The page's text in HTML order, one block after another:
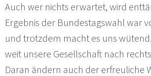
Auch wer nichts erwartet, wird
Ergebnis der Bundestagswahl war
und trotzdem macht es uns wütend.
weit unsere Gesellschaft nach
Daran ändern auch der erfreuliche